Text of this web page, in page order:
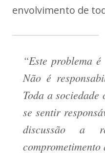
envolvimento de
“Este problema
Não é
Toda a
se sentir
discussão a